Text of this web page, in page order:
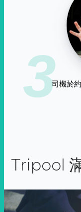
3司機於
Tripool